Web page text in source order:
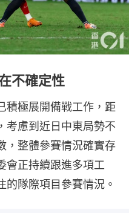
不確定性
積極展開備戰工作，距
考慮到近日中東局勢不
，整體參賽情況確實存
會正持續跟進多項工
隊際項目參賽情況。